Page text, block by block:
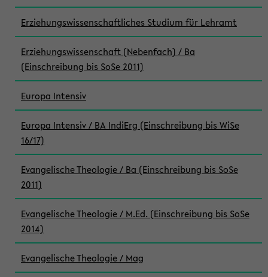
Erziehungswissenschaftliches Studium für Lehramt
Erziehungswissenschaft (Nebenfach) / Ba
(Einschreibung bis SoSe 2011)
Europa Intensiv
Europa Intensiv / BA IndiErg (Einschreibung bis WiSe
16/17)
Evangelische Theologie / Ba (Einschreibung bis SoSe
2011)
Evangelische Theologie / M.Ed. (Einschreibung bis SoSe
2014)
Evangelische Theologie / Mag